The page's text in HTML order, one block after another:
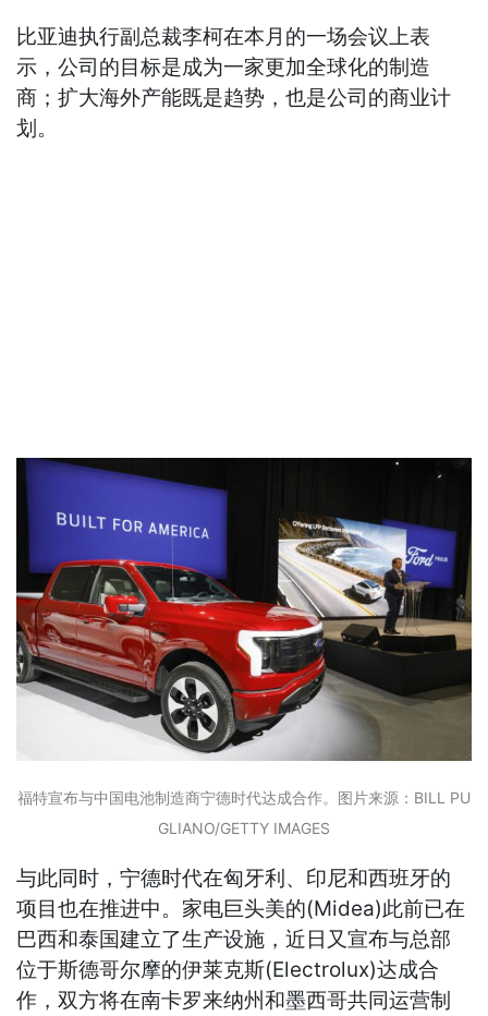
比亚迪执行副总裁李柯在本月的一场会议上表
示，公司的目标是成为一家更加全球化的制造
商；扩大海外产能既是趋势，也是公司的商业计
划。
福特宣布与中国电池制造商宁德时代达成合作。图片来源：BILL PU
GLIANO/GETTY IMAGES
与此同时，宁德时代在匈牙利、印尼和西班牙的
项目也在推进中。家电巨头美的(Midea)此前已在
巴西和泰国建立了生产设施，近日又宣布与总部
位于斯德哥尔摩的伊莱克斯(Electrolux)达成合
作，双方将在南卡罗来纳州和墨西哥共同运营制